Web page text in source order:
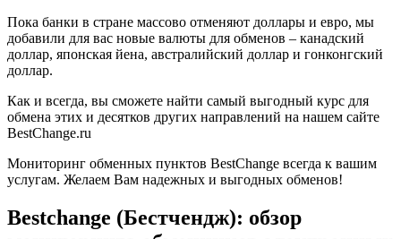
Пока банки в стране массово отменяют доллары и евро, мы
добавили для вас новые валюты для обменов – канадский
доллар, японская йена, австралийский доллар и гонконгский
доллар.
Как и всегда, вы сможете найти самый выгодный курс для
обмена этих и десятков других направлений на нашем сайте
BestChange.ru
Мониторинг обменных пунктов BestChange всегда к вашим
услугам. Желаем Вам надежных и выгодных обменов!
Bestchange (Бестчендж): обзор